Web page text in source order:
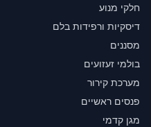
חלקי מנוע
דיסקיות ורפידות בלם
מסננים
בולמי זעזועים
מערכת קירור
פנסים ראשיים
מגן קדמי